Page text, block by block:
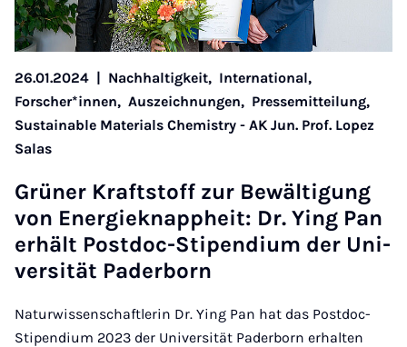
26.01.2024 | Nachhaltigkeit, International,
Forscher*innen, Auszeichnungen, Pressemitteilung,
Sustainable Materials Chemistry - AK Jun. Prof. Lopez
Salas
Grün­er Kraft­stoff zur Be­wäl­ti­gung
von En­er­gieknap­pheit: Dr. Ying Pan
er­hält Postdoc-Sti­pen­di­um der Uni­
versität Pader­born
Naturwissenschaftlerin Dr. Ying Pan hat das Postdoc-
Stipendium 2023 der Universität Paderborn erhalten